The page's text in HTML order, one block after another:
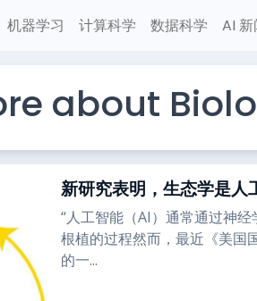
机器学习 计算科学 数据科学 AI 新
about
新研究表明，生态学是人
“人工智能（AI）通常通过神
根植的过程然而，最近《美国
的一...